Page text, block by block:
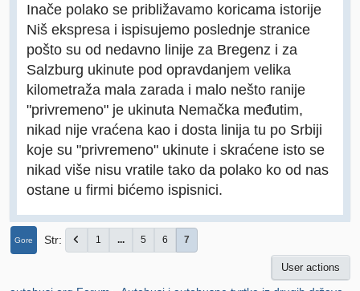
Inače polako se približavamo koricama istorije
Niš ekspresa i ispisujemo poslednje stranice
pošto su od nedavno linije za Bregenz i za
Salzburg ukinute pod opravdanjem velika
kilometraža mala zarada i malo nešto ranije
"privremeno" je ukinuta Nemačka međutim,
nikad nije vraćena kao i dosta linija tu po Srbiji
koje su "privremeno" ukinute i skraćene isto se
nikad više nisu vratile tako da polako ko od nas
ostane u firmi bićemo ispisnici.
Gore Str 1 ... 5 6 7
User actions